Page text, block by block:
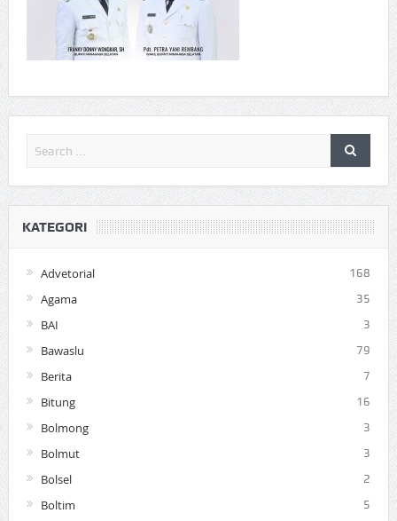
KATEGORI
Advetorial 168
Agama 35
BAI 3
Bawaslu 79
Berita 7
Bitung 16
Bolmong 3
Bolmut 3
Bolsel 2
Boltim 5